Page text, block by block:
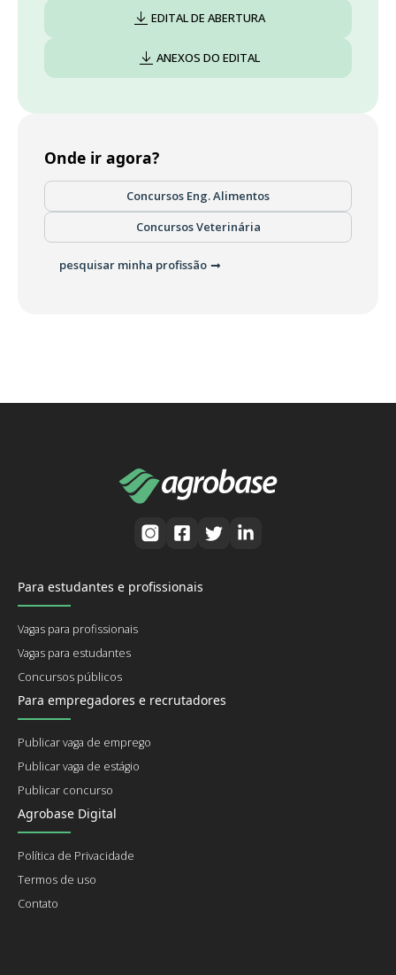
EDITAL DE ABERTURA
ANEXOS DO EDITAL
Onde ir agora?
Concursos Eng. Alimentos
Concursos Veterinária
pesquisar minha profissão
Para estudantes e profissionais
Vagas para profissionais
Vagas para estudantes
Concursos públicos
Para empregadores e recrutadores
Publicar vaga de emprego
Publicar vaga de estágio
Publicar concurso
Agrobase Digital
Política de Privacidade
Termos de uso
Contato